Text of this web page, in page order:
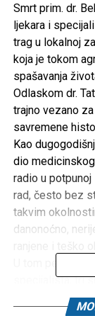
Smrt prim. dr.
ljekara i
trag u lokalnoj
koja je tokom
spašavanja
Odlaskom dr.
trajno vezano
savremene
Kao
dio
radio u
rad, često bez
takvim
danonoćno,
U tom periodu
specijalista, tri
specijalističkim